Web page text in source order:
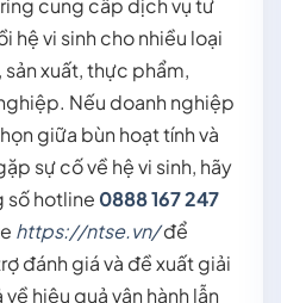
cung cấp dịch vụ tư
hệ vi sinh cho nhiều loại
xuất, thực phẩm,
Nếu doanh nghiệp
giữa bùn hoạt tính và
sự cố về hệ vi sinh, hãy
số hotline 0888 167 247
https://ntse.vn/để
đánh giá và đề xuất giải
hiệu quả vận hành lẫn